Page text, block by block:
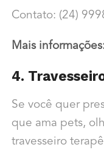
Contato: (24)
Mais
4.
Se você quer
que ama pets,
travesseiro